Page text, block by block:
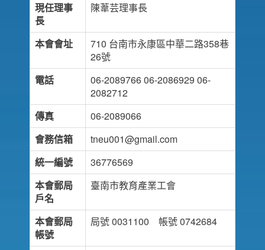
現任理事
長
陳葦芸理事長
本會會址
710 台南市永康區中華二路358巷
26號
電話
06-2089766 06-2086929 06-
2082712
傳真
06-2089066
會務信箱
tneu001@gmail.com
統一編號
36776569
本會郵局
戶名
臺南市教育產業工會
本會郵局
帳號
局號 0031100 帳號 0742684